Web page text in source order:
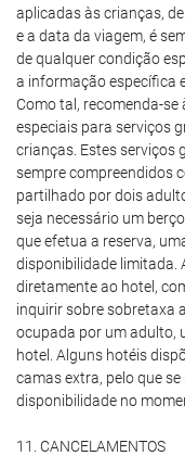
aplicadas às crianças,
e a data da viagem, é
de qualquer condição
a informação específica
Como tal, recomenda-
especiais para serviços
crianças. Estes serviços
sempre compreendidos
partilhado por dois
seja necessário um
que efetua a reserva,
disponibilidade limitada.
diretamente ao hotel,
inquirir sobre sobretaxa
ocupada por um adulto,
hotel. Alguns hotéis
camas extra, pelo que
disponibilidade no
11. CANCELAMENTOS